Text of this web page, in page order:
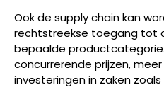
Ook de supply chain kan
rechtstreekse toegang tot
bepaalde
concurrerende prijzen,
investeringen in zaken zoals